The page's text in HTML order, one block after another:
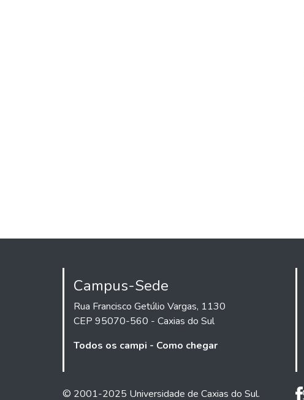
Campus-Sede
Rua Francisco Getúlio Vargas, 1130
CEP 95070-560 - Caxias do Sul
Todos os campi - Como chegar
© 2001-2025 Universidade de Caxias do Sul.